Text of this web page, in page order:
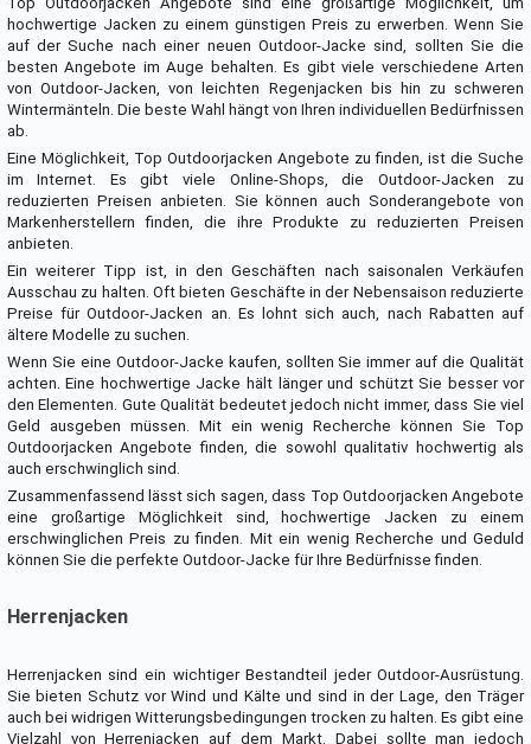
hochwertige Jacken zu einem günstigen Preis zu erwerben. Wenn Sie
auf der Suche nach einer neuen Outdoor-Jacke sind, sollten Sie die
besten Angebote im Auge behalten. Es gibt viele verschiedene Arten
von Outdoor-Jacken, von leichten Regenjacken bis hin zu schweren
Wintermänteln. Die beste Wahl hängt von Ihren individuellen Bedürfnissen
ab.
Eine Möglichkeit, Top Outdoorjacken Angebote zu finden, ist die Suche
im Internet. Es gibt viele Online-Shops, die Outdoor-Jacken zu
reduzierten Preisen anbieten. Sie können auch Sonderangebote von
Markenherstellern finden, die ihre Produkte zu reduzierten Preisen
anbieten.
Ein weiterer Tipp ist, in den Geschäften nach saisonalen Verkäufen
Ausschau zu halten. Oft bieten Geschäfte in der Nebensaison reduzierte
Preise für Outdoor-Jacken an. Es lohnt sich auch, nach Rabatten auf
ältere Modelle zu suchen.
Wenn Sie eine Outdoor-Jacke kaufen, sollten Sie immer auf die Qualität
achten. Eine hochwertige Jacke hält länger und schützt Sie besser vor
den Elementen. Gute Qualität bedeutet jedoch nicht immer, dass Sie viel
Geld ausgeben müssen. Mit ein wenig Recherche können Sie Top
Outdoorjacken Angebote finden, die sowohl qualitativ hochwertig als
auch erschwinglich sind.
Zusammenfassend lässt sich sagen, dass Top Outdoorjacken Angebote
eine großartige Möglichkeit sind, hochwertige Jacken zu einem
erschwinglichen Preis zu finden. Mit ein wenig Recherche und Geduld
können Sie die perfekte Outdoor-Jacke für Ihre Bedürfnisse finden.
Herrenjacken
Herrenjacken sind ein wichtiger Bestandteil jeder Outdoor-Ausrüstung.
Sie bieten Schutz vor Wind und Kälte und sind in der Lage, den Träger
auch bei widrigen Witterungsbedingungen trocken zu halten. Es gibt eine
Vielzahl von Herrenjacken auf dem Markt. Dabei sollte man jedoch